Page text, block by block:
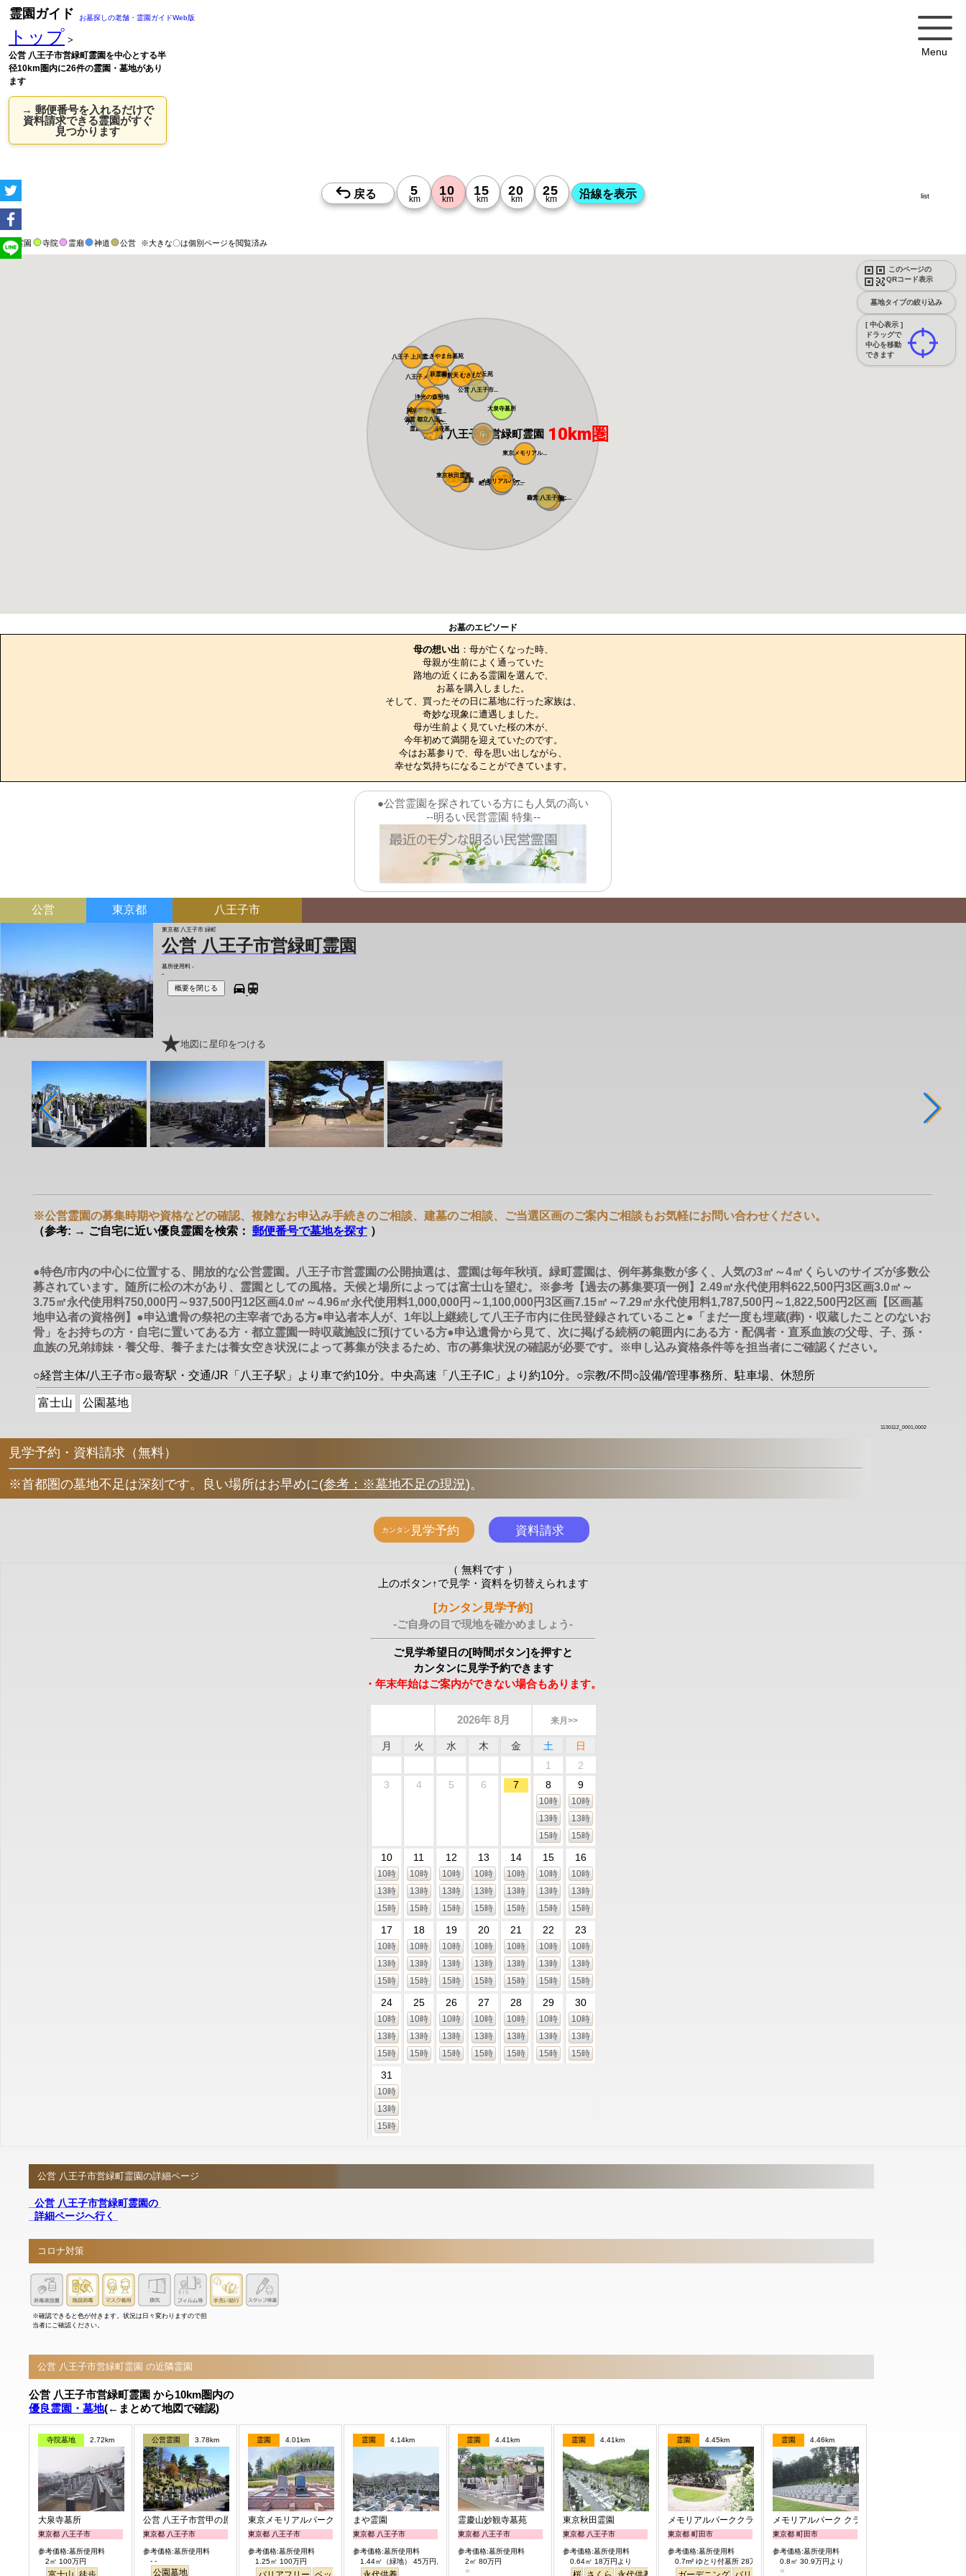
Menu
霊園ガイド お墓探しの老舗・霊園ガイドWeb版
トップ >
公営 八王子市営緑町霊園を中心とする半
径10km圏内に26件の霊園・墓地があり
ます
→ 郵便番号を入れるだけで
資料請求できる霊園がすぐ
見つかります
霊園 寺院 霊廟 神道 公営 ※大きな〇は個別ページを閲覧済み
このページの
QRコード表示
墓地タイプの絞り込み
[ 中心表示 ]
ドラッグで
中心を移動
できます
list
町田こもれびの...
武蔵岡霊園 メモリアルパー...
南大沢バードヒ...
南大沢霊園
東京ゆりが丘苑
八王子メモリア...
萩霊園
浄光の森聖地
帝釈天 むさし...
霊慶山妙観寺墓...
高級公園墓地 ...
八王子浄苑 で...
城山霊園
八王子 青葉霊...
東京秋田霊園 まや霊園
八王子 上川霊...
大泉寺墓所
たきやま台墓苑
公営 都立八王...
公営 八王子市...
公営 八王子市...
メモリアルパー...
東京メモリアル...
公営 八王子市営緑町霊園 10km圏
お墓のエピソード
母の想い出 ：母が亡くなった時、
母親が生前によく通っていた
路地の近くにある霊園を選んで、
お墓を購入しました。
そして、買ったその日に墓地に行った家族は、
奇妙な現象に遭遇しました。
母が生前よく見ていた桜の木が、
今年初めて満開を迎えていたのです。
今はお墓参りで、母を思い出しながら、
幸せな気持ちになることができています。
●公営霊園を探されている方にも人気の高い
--明るい民営霊園 特集--
公営 東京都 八王子市
東京都 八王子市 緑町
公営 八王子市営緑町霊園
墓所使用料 -
-
概要を閉じる
地図に星印をつける
※公営霊園の募集時期や資格などの確認、複雑なお申込み手続きのご相談、建墓のご相談、ご当選区画のご案内ご相談もお気軽にお問い合わせください。
（参考: → ご自宅に近い優良霊園を検索： 郵便番号で墓地を探す ）
●特色/市内の中心に位置する、開放的な公営霊園。八王子市営霊園の公開抽選は、霊園は毎年秋頃。緑町霊園は、例年募集数が多く、人気の3㎡～4㎡くらいのサイズが多数公
募されています。随所に松の木があり、霊園としての風格。天候と場所によっては富士山を望む。※参考【過去の募集要項一例】2.49㎡永代使用料622,500円3区画3.0㎡～
3.75㎡永代使用料750,000円～937,500円12区画4.0㎡～4.96㎡永代使用料1,000,000円～1,100,000円3区画7.15㎡～7.29㎡永代使用料1,787,500円～1,822,500円2区画【区画墓
地申込者の資格例】●申込遺骨の祭祀の主宰者である方●申込者本人が、1年以上継続して八王子市内に住民登録されていること●「まだ一度も埋蔵(葬)・収蔵したことのないお
骨」をお持ちの方・自宅に置いてある方・都立霊園一時収蔵施設に預けている方●申込遺骨から見て、次に掲げる続柄の範囲内にある方・配偶者・直系血族の父母、子、孫・
血族の兄弟姉妹・養父母、養子または養女空き状況によって募集が決まるため、市の募集状況の確認が必要です。※申し込み資格条件等を担当者にご確認ください。
○経営主体/八王子市○最寄駅・交通/JR「八王子駅」より車で約10分。中央高速「八王子IC」より約10分。○宗教/不問○設備/管理事務所、駐車場、休憩所
富士山 公園墓地
1130112_0001,0002
見学予約・資料請求（無料）
※首都圏の墓地不足は深刻です。良い場所はお早めに(参考：※墓地不足の現況)。
（ 無料です ）
上のボタン↑で見学・資料を切替えられます
[カンタン見学予約]
-ご自身の目で現地を確かめましょう-
ご見学希望日の[時間ボタン]を押すと
カンタンに見学予約できます
・年末年始はご案内ができない場合もあります。
2026年 8月 来月>>
月 火 水 木 金 土
日
1
2
3
4 5 6 7 8
10時
13時
15時
9
10時
13時
15時
10
10時
13時
15時
11
10時
13時
15時
12
10時
13時
15時
13
10時
13時
15時
14
10時
13時
15時
15
10時
13時
15時
16
10時
13時
15時
17
10時
13時
15時
18
10時
13時
15時
19
10時
13時
15時
20
10時
13時
15時
21
10時
13時
15時
22
10時
13時
15時
23
10時
13時
15時
24
10時
13時
15時
25
10時
13時
15時
26
10時
13時
15時
27
10時
13時
15時
28
10時
13時
15時
29
10時
13時
15時
30
10時
13時
15時
31
10時
13時
15時
公営 八王子市営緑町霊園の詳細ページ
公営 八王子市営緑町霊園の
詳細ページへ行く
コロナ対策
※確認できると色が付きます。状況は日々変わりますので担
当者にご確認ください。
公営 八王子市営緑町霊園 の近隣霊園
公営 八王子市営緑町霊園 から10km圏内の
優良霊園・墓地(←まとめて地図で確認)
寺院墓地 2.72km
大泉寺墓所
東京都 八王子市
参考価格:墓所使用料
2㎡ 100万円
公営霊園 3.78km
公営 八王子市営甲の原霊園
東京都 八王子市
参考価格:墓所使用料
- -
公園墓地
霊園 4.01km
東京メモリアルパーク
東京都 八王子市
参考価格:墓所使用料
1.25㎡ 100万円
霊園 4.14km
まや霊園
東京都 八王子市
参考価格:墓所使用料
1.44㎡（緑地） 45万円より
霊園 4.41km
霊慶山妙観寺墓苑
東京都 八王子市
参考価格:墓所使用料
2㎡ 80万円
霊園 4.41km
東京秋田霊園
東京都 八王子市
参考価格:墓所使用料
0.64㎡ 18万円より
霊園 4.45km
メモリアルパーククラウド御殿山
東京都 町田市
参考価格:墓所使用料
0.7m² ゆとり付墓所 28万円より
霊園 4.46km
メモリアルパーク クラウド御殿山
東京都 町田市
参考価格:墓所使用料
0.8㎡ 30.9万円より